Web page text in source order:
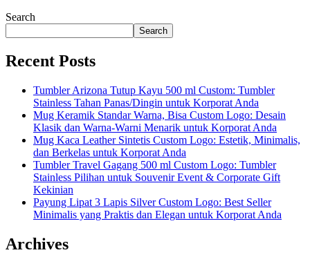
Search
Search
Recent Posts
Tumbler Arizona Tutup Kayu 500 ml Custom: Tumbler
Stainless Tahan Panas/Dingin untuk Korporat Anda
Mug Keramik Standar Warna, Bisa Custom Logo: Desain
Klasik dan Warna-Warni Menarik untuk Korporat Anda
Mug Kaca Leather Sintetis Custom Logo: Estetik, Minimalis,
dan Berkelas untuk Korporat Anda
Tumbler Travel Gagang 500 ml Custom Logo: Tumbler
Stainless Pilihan untuk Souvenir Event & Corporate Gift
Kekinian
Payung Lipat 3 Lapis Silver Custom Logo: Best Seller
Minimalis yang Praktis dan Elegan untuk Korporat Anda
Archives